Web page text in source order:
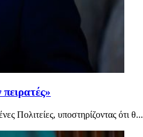
Πολιτείες, υποστηρίζοντας ότι θ...